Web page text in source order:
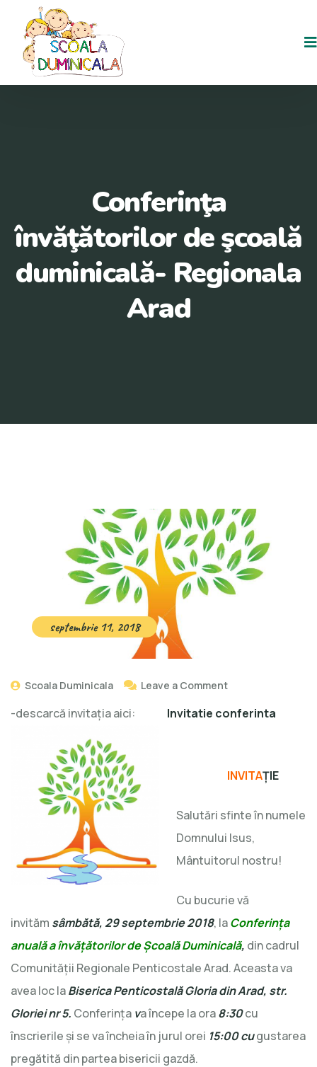
Conferinţa
învăţătorilor de şcoală
duminicală- Regionala
Arad
septembrie 11, 2018
Scoala Duminicala Leave a Comment
-descarcă invitaţia aici: Invitatie conferinta
INVITAŢIE
Salutări sfinte în numele
Domnului Isus,
Mântuitorul nostru!
Cu bucurie vă
invităm sâmbătă, 29 septembrie 2018, laConferinţa
anuală a învăţătorilor de Şcoală Duminicală, din cadrul
Comunităţii Regionale Penticostale Arad. Aceasta va
avea loc laBiserica Penticostală Gloria din Arad, str.
Gloriei nr 5. Conferința va începe la ora8:30cu
înscrierile și se va încheia în jurul orei 15:00 cugustarea
pregătită din partea bisericii gazdă.